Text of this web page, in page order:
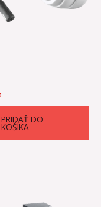
PRIDAŤ DO
KOŠÍKA